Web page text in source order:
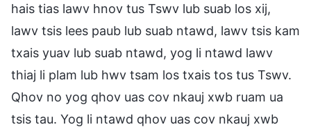
hais tias lawv hnov tus Tswv lub suab los xij,
lawv tsis lees paub lub suab ntawd, lawv tsis kam
txais yuav lub suab ntawd, yog li ntawd lawv
thiaj li plam lub hwv tsam los txais tos tus Tswv.
Qhov no yog qhov uas cov nkauj xwb ruam ua
tsis tau. Yog li ntawd qhov uas cov nkauj xwb